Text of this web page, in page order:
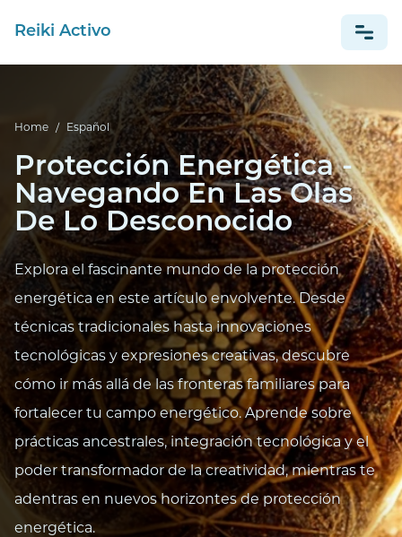
Reiki Activo
ESPAÑOL
Home / Español
Protección Energética -
Navegando En Las Olas
De Lo Desconocido
Explora el fascinante mundo de la protección
energética en este artículo envolvente. Desde
técnicas tradicionales hasta innovaciones
tecnológicas y expresiones creativas, descubre
cómo ir más allá de las fronteras familiares para
fortalecer tu campo energético. Aprende sobre
prácticas ancestrales, integración tecnológica y el
poder transformador de la creatividad, mientras te
adentras en nuevos horizontes de protección
energética.